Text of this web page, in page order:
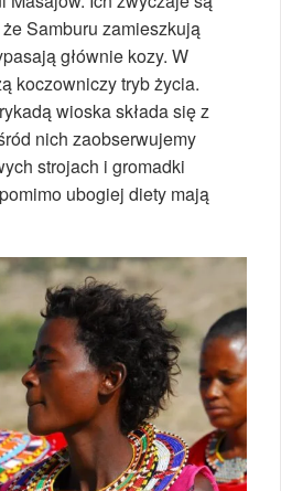
Samburu zamieszkują
głównie kozy. W
koczowniczy tryb życia.
wioska składa się z
nich zaobserwujemy
strojach i gromadki
ubogiej diety mają